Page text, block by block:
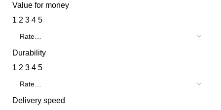
Value for money
1 2 3 4 5
Durability
1 2 3 4 5
Delivery speed